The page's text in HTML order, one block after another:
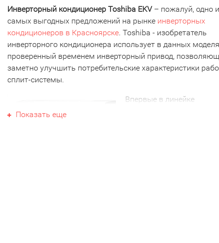
Инверторный кондиционер Toshiba EKV– пожалуй, одно
самых выгодных предложений на рынке инверторных
кондиционеров в Красноярске. Toshiba - изобретатель
инверторного кондиционера использует в данных
проверенный временем инверторный привод,
заметно улучшить потребительские характеристики
сплит-системы.
Впервые в линейке
Показать еще